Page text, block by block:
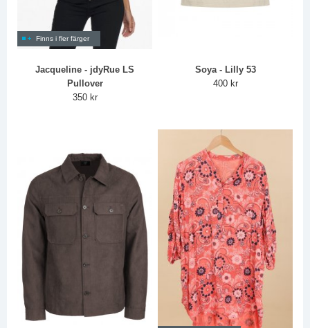
Finns i fler färger
Jacqueline - jdyRue LS
Pullover
350 kr
Soya - Lilly 53
400 kr